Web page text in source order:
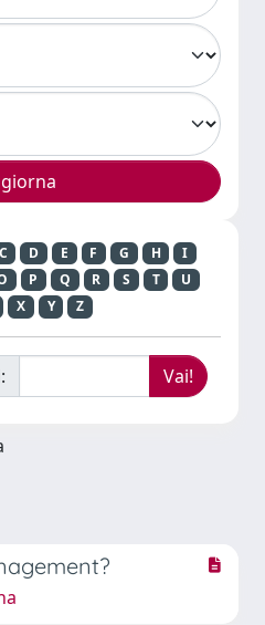
C D E F G H
I
P Q R S T
U
X Y Z